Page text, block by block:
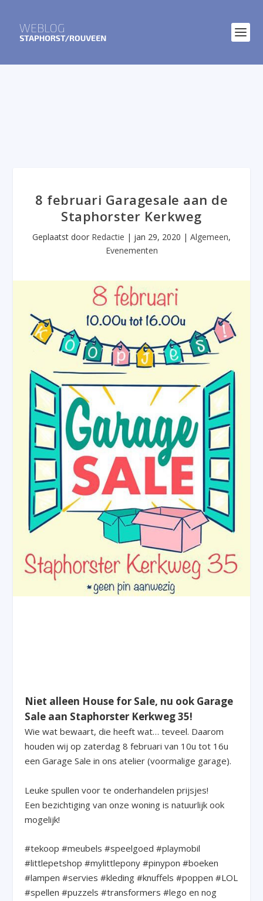
8 februari Garagesale aan de
Staphorster Kerkweg
Geplaatst door Redactie | jan 29, 2020 | Algemeen,
Evenementen
Niet alleen House for Sale, nu ook Garage
Sale aan Staphorster Kerkweg 35!
Wie wat bewaart, die heeft wat… teveel. Daarom
houden wij op zaterdag 8 februari van 10u tot 16u
een Garage Sale in ons atelier (voormalige garage).
Leuke spullen voor te onderhandelen prijsjes!
Een bezichtiging van onze woning is natuurlijk ook
mogelijk!
#tekoop #meubels #speelgoed #playmobil
#littlepetshop #mylittlepony #pinypon #boeken
#lampen #servies #kleding #knuffels #poppen #LOL
#spellen #puzzels #transformers #lego en nog